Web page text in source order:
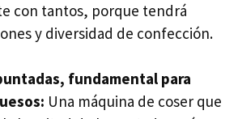
con tantos, porque tendrá
y diversidad de confección.
fundamental para
Una máquina de coser que